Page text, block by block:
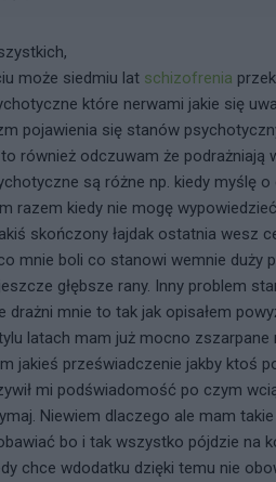
może siedmiu lat schizofrenia
które nerwami jakie się
pojawienia się stanów
również odczuwam że podrażniają
są różne np. kiedy myślę
razem kiedy nie mogę
skończony łajdak ostatnia wesz
mnie boli co stanowi wemnie duży
głębsze rany. Inny problem
drażni mnie to tak jak opisałem
latach mam już mocno
jakieś przeświadczenie jakby ktoś
mi podświadomość po czym
Niewiem dlaczego ale mam
bo i tak wszystko pójdzie na
chce wdodatku dzięki temu nie